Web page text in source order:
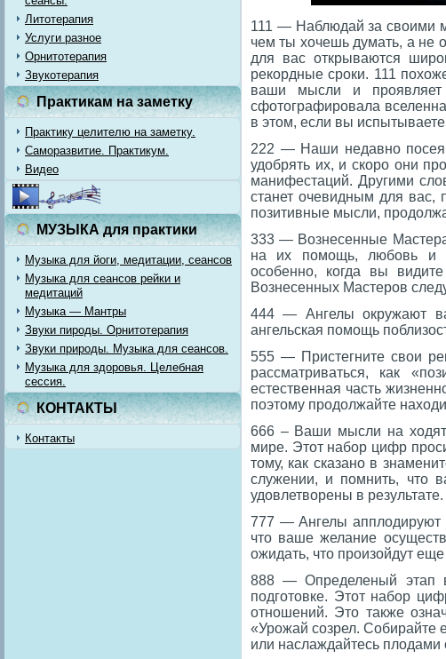
Литотерапия
Услуги разное
Орнитотерапия
Звукотерапия
Практикам на заметку
Практику целителю на заметку.
Саморазвитие. Практикум.
Видео
МУЗЫКА для практики
Музыка для йоги, медитации, сеансов
Музыка для сеансов рейки и
медитаций
Музыка — Мантры
Звуки пироды. Орнитотерапия
Звуки природы. Музыка для сеансов.
Музыка для здоровья. Целебная
сессия.
КОНТАКТЫ
Контакты
111 — Наблюдай за своими
чем ты хочешь думать, а не
для вас открываются
рекордные сроки. 111
ваши мысли и
сфотографировала
в этом, если вы
222 — Наши недавно
удобрять их, и скоро они
манифестаций. Другими
станет очевидным для вас,
позитивные мысли,
333 — Вознесенные Мастера
на их помощь, любовь и
особенно, когда вы
Вознесенных Мастеров
444 — Ангелы окружают
ангельская помощь
555 — Пристегните свои
рассматриваться, как
естественная часть
поэтому продолжайте
666 – Ваши мысли на
мире. Этот набор цифр
тому, как сказано в
служении, и помнить, что
удовлетворены в результате.
777 — Ангелы апплодируют
что ваше желание
ожидать, что произойдут
888 — Определеный этап
подготовке. Этот набор
отношений. Это также
«Урожай созрел. Собирайте
или наслаждайтесь плодами